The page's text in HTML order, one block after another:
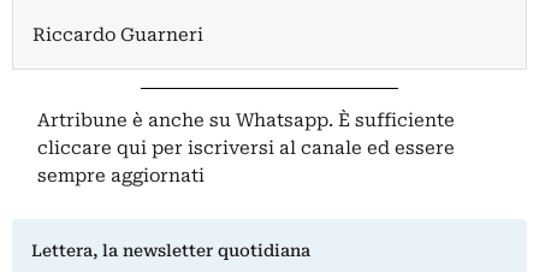
Riccardo Guarneri
Artribune è anche su Whatsapp. È sufficiente
cliccare qui per iscriversi al canale ed essere
sempre aggiornati
Lettera, la newsletter quotidiana